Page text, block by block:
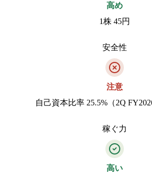
高め
1株 45円
安全性
注意
自己資本比率 25.5%（2Q
稼ぐ力
高い